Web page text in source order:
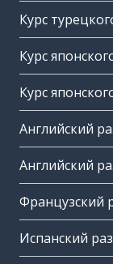
Курс
Курс
Курс
Английский
Английский
Французский
Испанский